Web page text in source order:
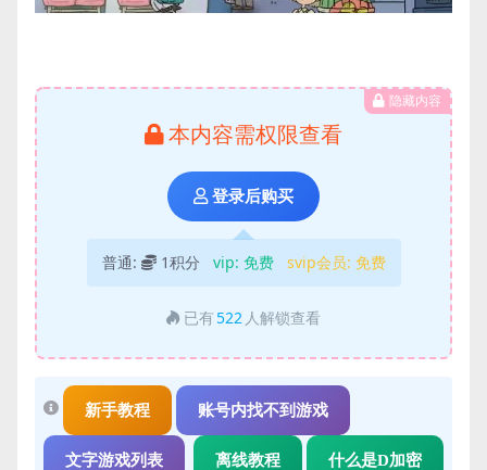
隐藏内容
本内容需权限查看
登录后购买
普通: 1积分 vip: 免费 svip会员: 免费
已有 522 人解锁查看
新手教程 账号内找不到游戏
文字游戏列表 离线教程 什么是D加密